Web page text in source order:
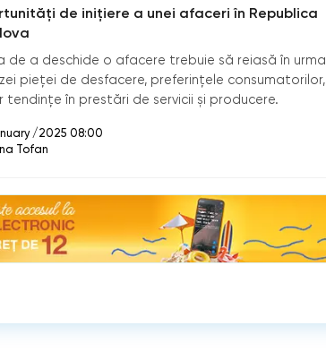
de inițiere a unei afaceri în Republica
de a deschide o afacere trebuie să reiasă în urma
pieței de desfacere, preferințele consumatorilor,
tendințe în prestări de servicii și producere.
/2025 08:00
Tofan